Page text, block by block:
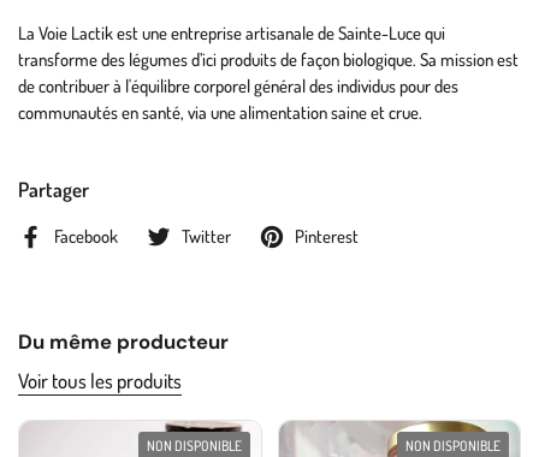
La Voie Lactik est une entreprise artisanale de Sainte-Luce qui
transforme des légumes d’ici produits de façon biologique. Sa mission est
de contribuer à l'équilibre corporel général des individus pour des
communautés en santé, via une alimentation saine et crue.
Partager
Facebook Twitter Pinterest
Du même producteur
Voir tous les produits
NON DISPONIBLE NON DISPONIBLE